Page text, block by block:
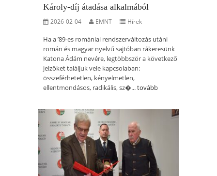
Károly-díj átadása alkalmából
2026-02-04 EMNT Hírek
Ha a ’89-es romániai rendszerváltozás utáni
román és magyar nyelvű sajtóban rákeresünk
Katona Ádám nevére, legtöbbször a következő
jelzőket találjuk vele kapcsolaban:
összeférhetetlen, kényelmetlen,
ellentmondásos, radikális, sz�...tovább